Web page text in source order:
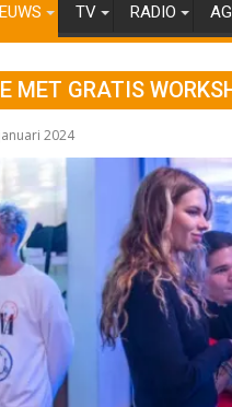
TV RADIO
MET GRATIS
2024